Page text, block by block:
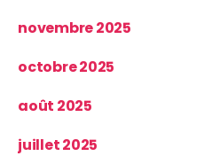
novembre 2025
octobre 2025
août 2025
juillet 2025